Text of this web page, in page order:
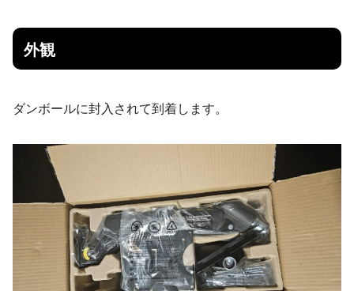
外観
ダンボールに封入されて到着します。